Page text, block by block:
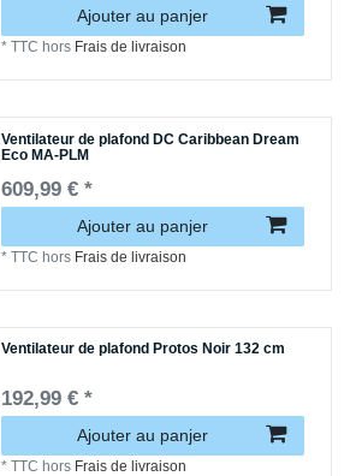
Ajouter au panjer
*TTC hors Frais de livraison
Ventilateur de plafond DC Caribbean Dream
Eco MA-PLM
609,99 € *
Ajouter au panjer
*TTC hors Frais de livraison
Ventilateur de plafond Protos Noir 132 cm
192,99 € *
Ajouter au panjer
*TTC hors Frais de livraison